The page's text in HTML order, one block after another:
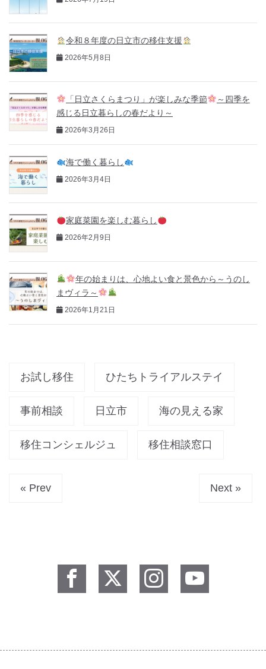
令和８年度の日立市の移住支援
2026年5月8日
「日立さくらまつり」が楽しみな季節
～四季を
感じる日立暮らしの春だより～
2026年3月26日
海で働く暮らし
2026年3月4日
家庭菜園を楽しむ暮らし
2026年2月9日
年の始まりは、心地よい食と景色から～うのし
まヴィラ～
2026年1月21日
お試し移住 ひたちトライアルステイ
事前相談 日立市 海の見える家
移住コンシェルジュ 移住相談窓口
« Prev Next »